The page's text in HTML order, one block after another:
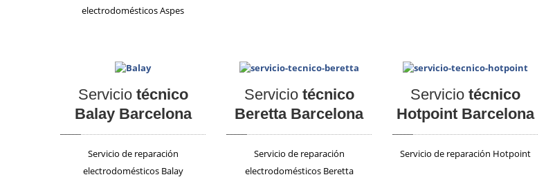
electrodomésticos Aspes
Serviciotécnico
Balay Barcelona
Servicio de reparación
electrodomésticos Balay
Serviciotécnico
Beretta Barcelona
Servicio de reparación
electrodomésticos Beretta
Serviciotécnico
Hotpoint Barcelona
Servicio de reparación Hotpoint